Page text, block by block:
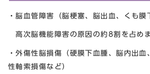
・脳血管障害（脳梗塞、脳出血、くも膜
高次脳機能障害の原因の約8割を占めま
・外傷性脳損傷（硬膜下血腫、脳内出血
性軸索損傷など）